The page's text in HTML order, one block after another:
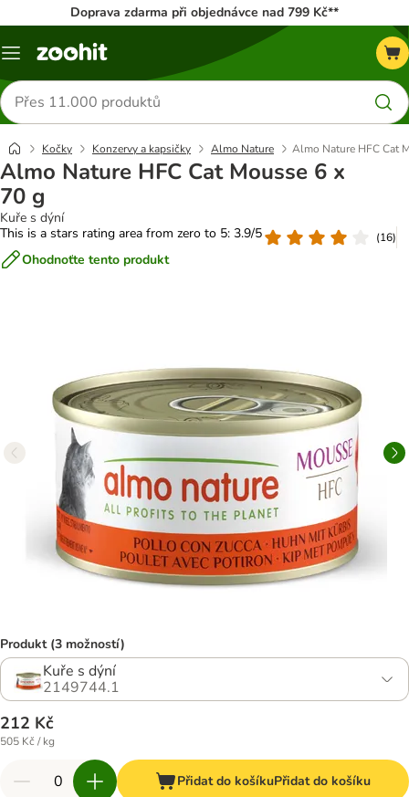
Doprava zdarma při objednávce nad 799 Kč**
Menu
Hledat
produkty
Kočky Konzervy a kapsičky Almo Nature Almo Nature HFC Cat
Almo Nature HFC Cat Mousse 6 x
70 g
Kuře s dýní
This is a stars rating area from zero to 5: 3.9/5
(16)
Ohodnoťte tento produkt
Produkt (3 možností)
Kuře s dýní
2149744.1
212 Kč
505 Kč / kg
Přidat do košíkuPřidat do košíku